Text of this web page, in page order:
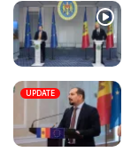
UPDATE